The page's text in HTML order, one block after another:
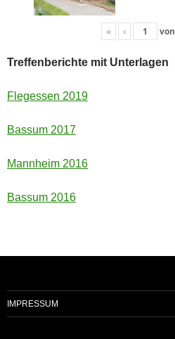
« ‹ von
Treffenberichte mit Unterlagen
Flegessen 2019
Bassum 2017
Mannheim 2016
Bassum 2016
IMPRESSUM